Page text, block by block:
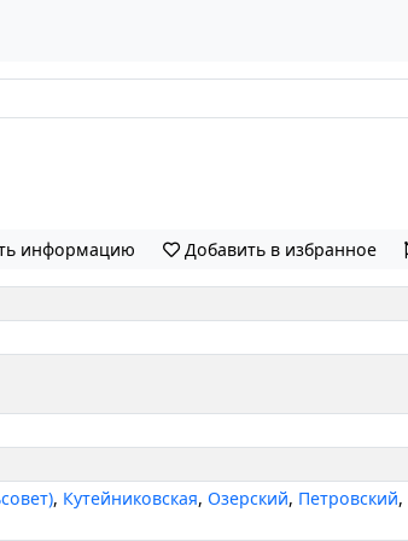
информацию Добавить в избранное
, Кутейниковская,Озерский, Петровский,